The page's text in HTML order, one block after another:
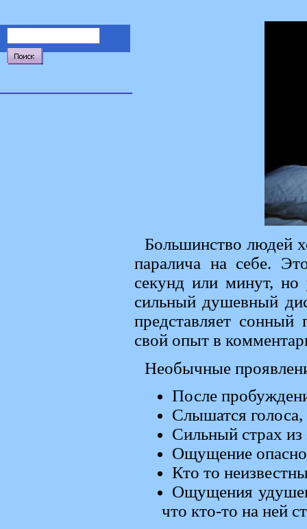
Большинство людей
паралича на себе.
секунд или минут, но
сильный душевный
представляет
свой опыт в
Необычные
После
Слышатся
Сильный страх
Ощущение
Кто то
Ощущения
что кто-то на ней